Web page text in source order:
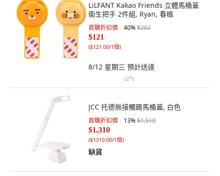
LiLFANT Kakao Friends 立體馬桶蓋
衛生把手 2件組, Ryan, 春植
首購折扣價 40%$202
$121
($121.00/1個)
8/12 星期三 預計送達
(27)
JCC 托德無接觸踢馬桶蓋, 白色
首購折扣價 13%$1,510
$1,310
($1310.00/1個)
缺貨